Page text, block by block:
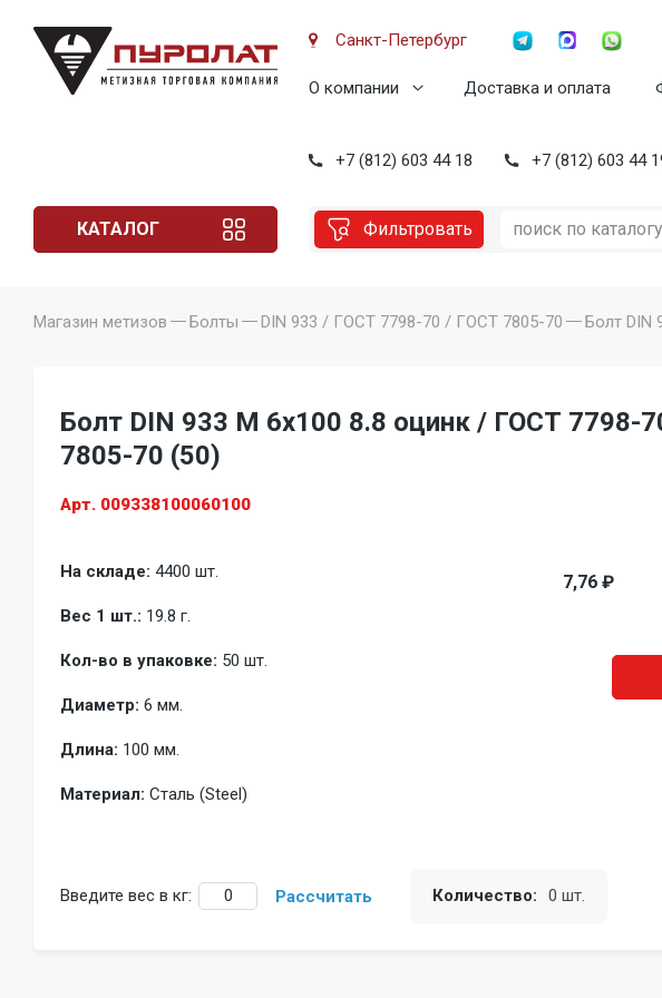
Санкт-Петербург
О компании Доставка и оплата
+7 (812) 603 44 18 +7 (812) 603 44
КАТАЛОГ Фильтровать
Магазин метизов Болты DIN 933 / ГОСТ 7798-70 / ГОСТ 7805-70 Болт DIN
Болт DIN 933 M 6x100 8.8 оцинк / ГОСТ 7798-
7805-70 (50)
Арт. 009338100060100
На складе: 4400 шт.
Вес 1 шт.: 19.8 г.
Кол-во в упаковке: 50 шт.
Диаметр: 6 мм.
Длина: 100 мм.
Материал: Сталь (Steel)
7,76 ₽
Введите вес в кг: Рассчитать Количество: 0 шт.